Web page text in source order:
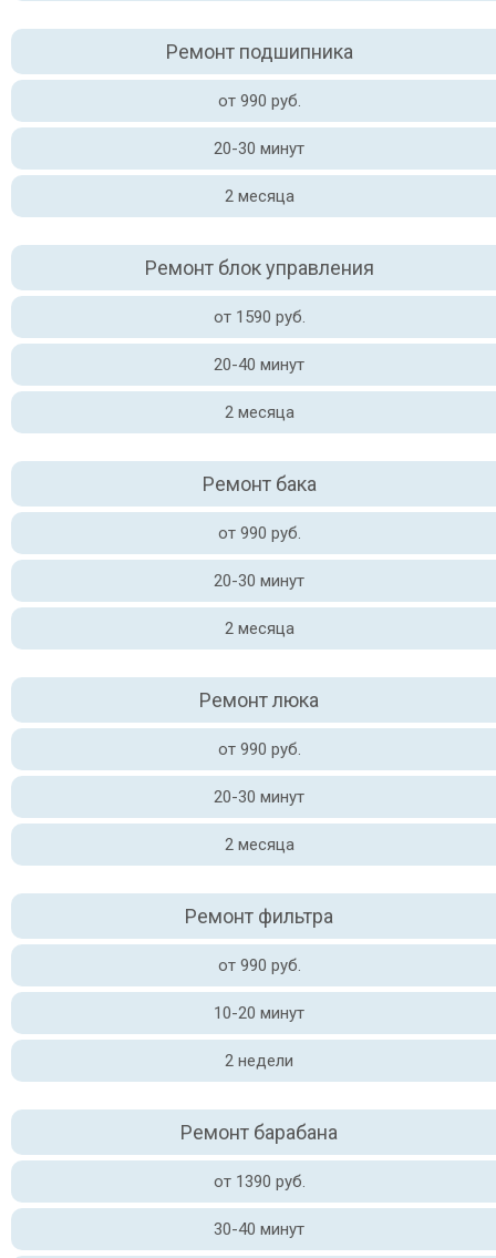
Ремонт подшипника
от 990 руб.
20-30 минут
2 месяца
Ремонт блок управления
от 1590 руб.
20-40 минут
2 месяца
Ремонт бака
от 990 руб.
20-30 минут
2 месяца
Ремонт люка
от 990 руб.
20-30 минут
2 месяца
Ремонт фильтра
от 990 руб.
10-20 минут
2 недели
Ремонт барабана
от 1390 руб.
30-40 минут